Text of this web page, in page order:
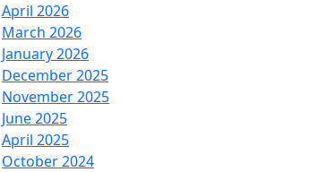
April 2026
March 2026
January 2026
December 2025
November 2025
June 2025
April 2025
October 2024